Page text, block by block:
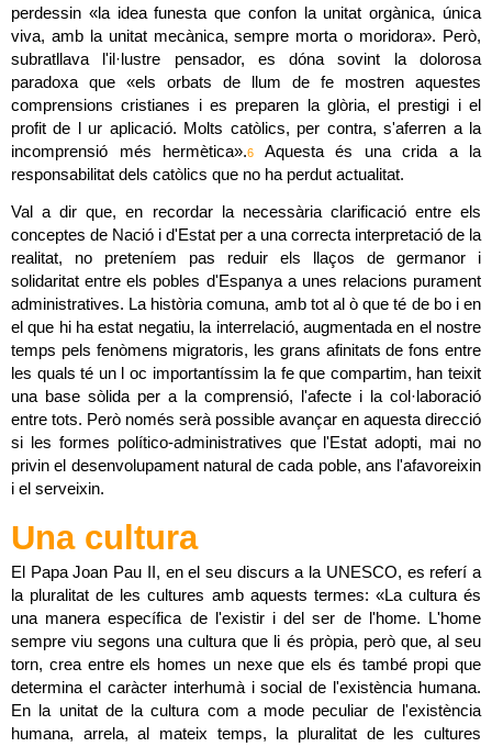
perdessin «la idea funesta que confon la unitat orgànica, única
viva, amb la unitat mecànica, sempre morta o moridora». Però,
subratllava l'il·lustre pensador, es dóna sovint la dolorosa
paradoxa que «els orbats de llum de fe mostren aquestes
comprensions cristianes i es preparen la glòria, el prestigi i el
profit de l ur aplicació. Molts catòlics, per contra, s'aferren a la
incomprensió més hermètica».6
Aquesta és una crida a la
responsabilitat dels catòlics que no ha perdut actualitat.
Val a dir que, en recordar la necessària clarificació entre els
conceptes de Nació i d'Estat per a una correcta interpretació de la
realitat, no preteníem pas reduir els llaços de germanor i
solidaritat entre els pobles d'Espanya a unes relacions purament
administratives. La història comuna, amb tot al ò que té de bo i en
el que hi ha estat negatiu, la interrelació, augmentada en el nostre
temps pels fenòmens migratoris, les grans afinitats de fons entre
les quals té un l oc importantíssim la fe que compartim, han teixit
una base sòlida per a la comprensió, l'afecte i la col·laboració
entre tots. Però només serà possible avançar en aquesta direcció
si les formes político-administratives que l'Estat adopti, mai no
privin el desenvolupament natural de cada poble, ans l'afavoreixin
i el serveixin.
Una cultura
El Papa Joan Pau II, en el seu discurs a la UNESCO, es referí a
la pluralitat de les cultures amb aquests termes: «La cultura és
una manera específica de l'existir i del ser de l'home. L'home
sempre viu segons una cultura que li és pròpia, però que, al seu
torn, crea entre els homes un nexe que els és també propi que
determina el caràcter interhumà i social de l'existència humana.
En la unitat de la cultura com a mode peculiar de l'existència
humana, arrela, al mateix temps, la pluralitat de les cultures